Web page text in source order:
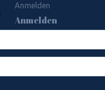
Anmelden
Anmelden